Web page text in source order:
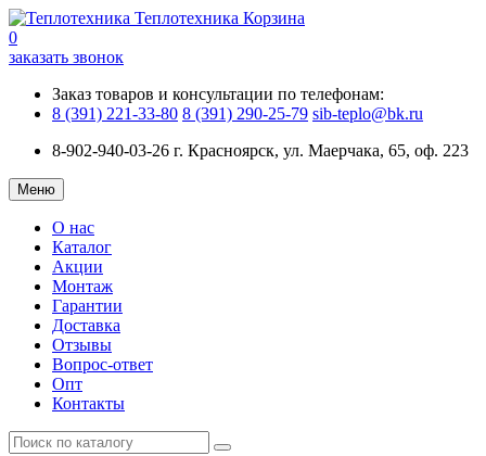
Теплотехника Корзина
0
заказать звонок
Заказ товаров и консультации по телефонам:
8 (391) 221-33-80 8 (391) 290-25-79 sib-teplo@bk.ru
8-902-940-03-26 г. Красноярск, ул. Маерчака, 65, оф. 223
Меню
О нас
Каталог
Акции
Монтаж
Гарантии
Доставка
Отзывы
Вопрос-ответ
Опт
Контакты